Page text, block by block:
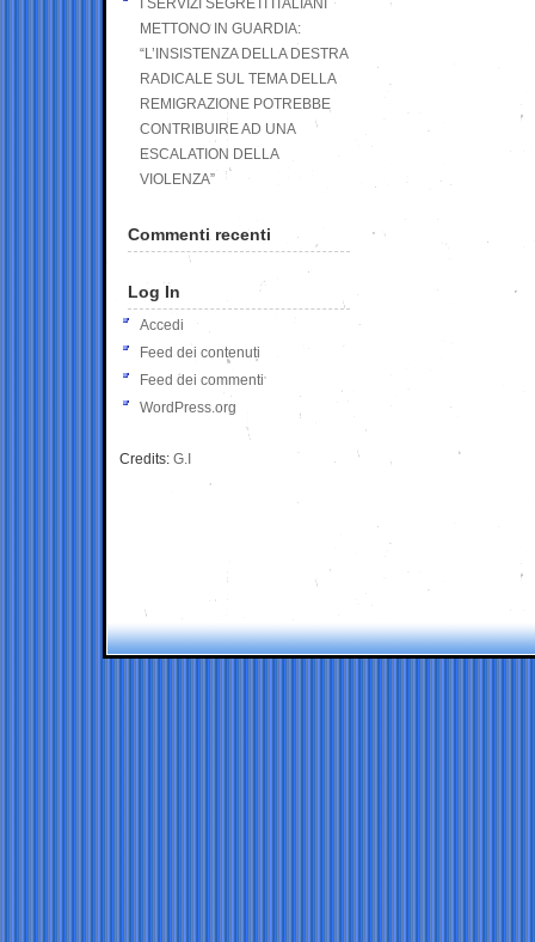
I SERVIZI SEGRETI ITALIANI
METTONO IN GUARDIA:
“L’INSISTENZA DELLA DESTRA
RADICALE SUL TEMA DELLA
REMIGRAZIONE POTREBBE
CONTRIBUIRE AD UNA
ESCALATION DELLA
VIOLENZA”
Commenti recenti
Log In
Accedi
Feed dei contenuti
Feed dei commenti
WordPress.org
Credits: G.I